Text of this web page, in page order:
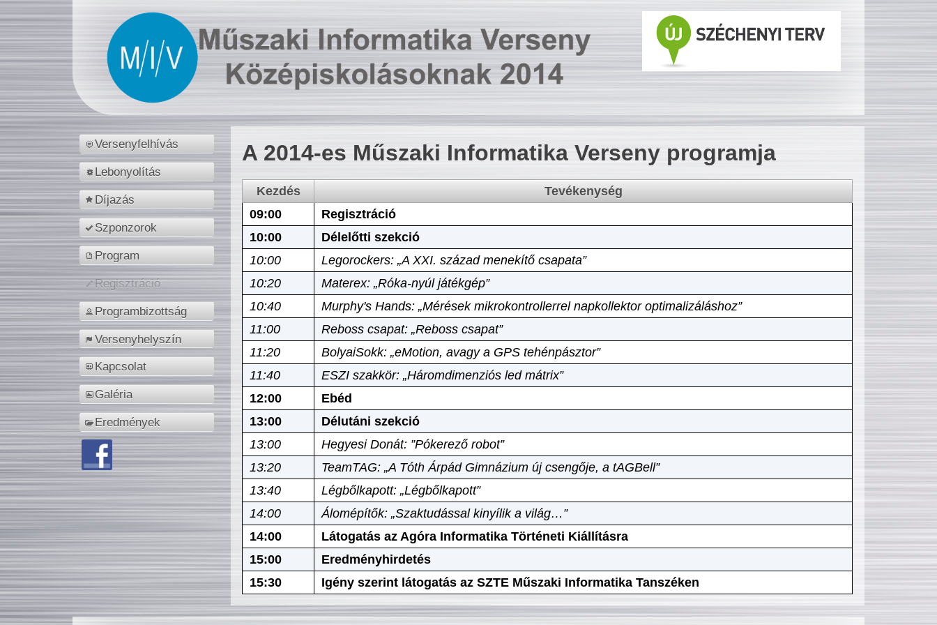
Versenyfelhívás
Lebonyolítás
Díjazás
Szponzorok
Program
Regisztráció
Programbizottság
Versenyhelyszín
Kapcsolat
Galéria
Eredmények
A 2014-es Műszaki Informatika Verseny programja
Kezdés
Tevékenység
09:00
Regisztráció
10:00
Délelőtti szekció
10:00
Legorockers: „A XXI. század menekítő csapata”
10:20
Materex: „Róka-nyúl játékgép”
10:40
Murphy's Hands: „Mérések mikrokontrollerrel napkollektor optimalizáláshoz”
11:00
Reboss csapat: „Reboss csapat”
11:20
BolyaiSokk: „eMotion, avagy a GPS tehénpásztor”
11:40
ESZI szakkör: „Háromdimenziós led mátrix”
12:00
Ebéd
13:00
Délutáni szekció
13:00
Hegyesi Donát: ”Pókerező robot”
13:20
TeamTAG: „A Tóth Árpád Gimnázium új csengője, a tAGBell”
13:40
Légbőlkapott: „Légbőlkapott”
14:00
Álomépítők: „Szaktudással kinyílik a világ…”
14:00
Látogatás az Agóra Informatika Történeti Kiállításra
15:00
Eredményhirdetés
15:30
Igény szerint látogatás az SZTE Műszaki Informatika Tanszéken